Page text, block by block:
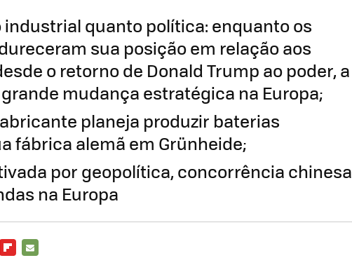
quanto política: enquanto os
sua posição em relação aos
o retorno de Donald Trump ao poder, a
mudança estratégica na Europa;
planeja produzir baterias
fábrica alemã em Grünheide;
por geopolítica, concorrência chinesa
na Europa